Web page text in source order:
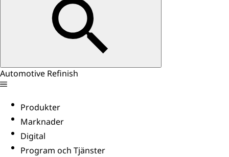
Automotive Refinish
Produkter
Marknader
Digital
Program och Tjänster